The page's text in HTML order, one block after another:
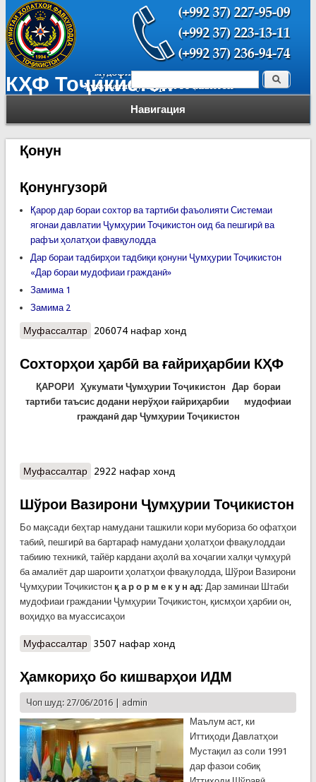
КҲФ Тоҷикистон
Навигация
Форма поиска Поиск
Қонун
Қонунгузорӣ
Қарор дар бораи сохтор ва тартиби фаъолияти Системаи
ягонаи давлатии Ҷумҳурии Тоҷикистон оид ба пешгирӣ ва
рафъи ҳолатҳои фавқулодда
Дар бораи тадбирҳои тадбиқи қонуни Ҷумҳурии Тоҷикистон
«Дар бораи мудофиаи гражданӣ»
Замима 1
Замима 2
Муфассалтаро Қонунгузорӣ
206074 нафар хонд
Сохторҳои ҳарбӣ ва ғайриҳарбии КҲФ
ҚАРОРИ Ҳукумати Ҷумҳурии Тоҷикистон
Дар бораи
тартиби таъсис додани нерўҳои ғайриҳарбии
мудофиаи
гражданӣ дар Ҷумҳурии Тоҷикистон
Муфассалтаро Сохторҳои ҳарбӣ ва ғайриҳарбии КҲФ
2922 нафар хонд
Шўрои Вазирони Ҷумҳурии Тоҷикистон
Бо мақсади беҳтар намудани ташкили кори мубориза бо офатҳои
табиӣ, пешгирӣ ва бартараф намудани ҳолатҳои фвақулоддаи
табиию техникӣ, тайёр кардани аҳолӣ ва хоҷагии халқи ҷумҳурӣ
ба амалиёт дар шароити ҳолатҳои фвақулодда, Шўрои Вазирони
Ҷумҳурии Тоҷикистон қ а р о р м е к у н ад: Дар заминаи Штаби
мудофиаи граждании Ҷумҳурии Тоҷикистон, қисмҳои ҳарбии он,
воҳидҳо ва муассисаҳои
Муфассалтаро Шўрои Вазирони Ҷумҳурии Тоҷикистон
3507 нафар хонд
Ҳамкориҳо бо кишварҳои ИДМ
Чоп шуд: 27/06/2016 | admin
Маълум аст, ки
Иттиҳоди Давлатҳои
Мустақил аз соли 1991
дар фазои собиқ